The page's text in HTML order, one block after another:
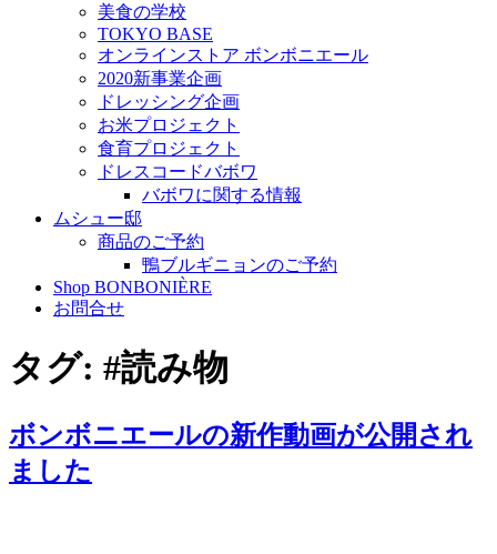
美食の学校
TOKYO BASE
オンラインストア ボンボニエール
2020新事業企画
ドレッシング企画
お米プロジェクト
食育プロジェクト
ドレスコードバボワ
バボワに関する情報
ムシュー邸
商品のご予約
鴨ブルギニョンのご予約
Shop BONBONIÈRE
お問合せ
タグ: #読み物
ボンボニエールの新作動画が公開され
ました